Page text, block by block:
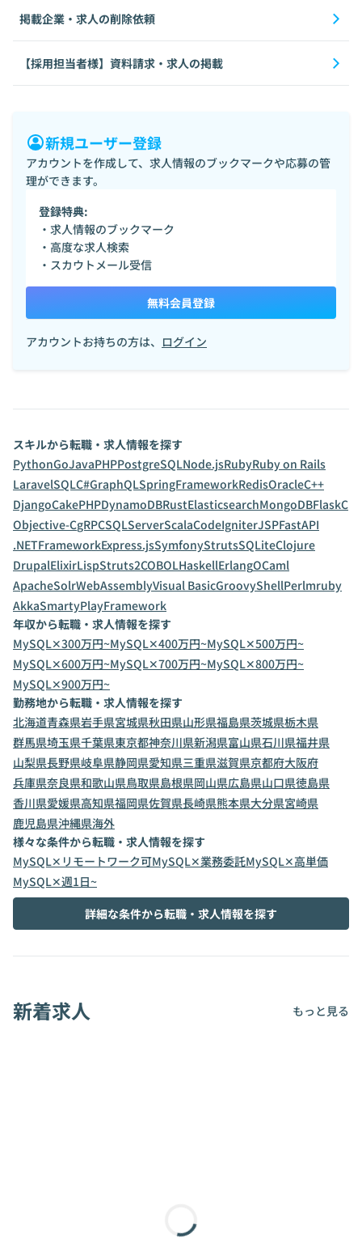
掲載企業・求人の削除依頼
【採用担当者様】資料請求・求人の掲載
新規ユーザー登録
アカウントを作成して、求人情報のブックマークや応募の管
理ができます。
登録特典:
・求人情報のブックマーク
・高度な求人検索
・スカウトメール受信
無料会員登録
アカウントお持ちの方は、 ログイン
スキルから転職・求人情報を探す
PythonGoJavaPHPPostgreSQLNode.jsRubyRuby on Rails
LaravelSQLC#GraphQLSpringFrameworkRedisOracleC++
DjangoCakePHPDynamoDBRustElasticsearchMongoDBFlaskC
Objective-CgRPCSQLServerScalaCodeIgniterJSPFastAPI
.NETFrameworkExpress.jsSymfonyStrutsSQLiteClojure
DrupalElixirLispStruts2COBOLHaskellErlangOCaml
ApacheSolrWebAssemblyVisual BasicGroovyShellPerlmruby
AkkaSmartyPlayFramework
年収から転職・求人情報を探す
MySQL✕300万円~MySQL✕400万円~MySQL✕500万円~
MySQL✕600万円~MySQL✕700万円~MySQL✕800万円~
MySQL✕900万円~
勤務地から転職・求人情報を探す
北海道青森県岩手県宮城県秋田県山形県福島県茨城県栃木県
群馬県埼玉県千葉県東京都神奈川県新潟県富山県石川県福井県
山梨県長野県岐阜県静岡県愛知県三重県滋賀県京都府大阪府
兵庫県奈良県和歌山県鳥取県島根県岡山県広島県山口県徳島県
香川県愛媛県高知県福岡県佐賀県長崎県熊本県大分県宮崎県
鹿児島県沖縄県海外
様々な条件から転職・求人情報を探す
MySQL✕リモートワーク可MySQL✕業務委託MySQL✕高単価
MySQL✕週1日~
詳細な条件から転職・求人情報を探す
新着求人 もっと見る